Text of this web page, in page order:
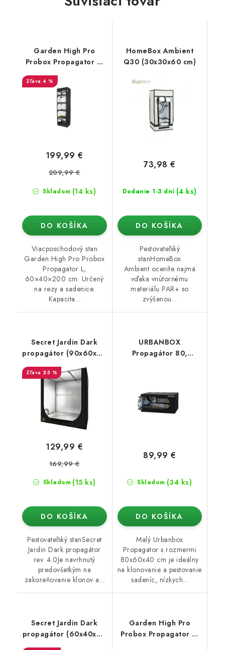
Garden High Pro
Probox Propagator L,
60x40x200 cm
4 %
Skladom (14 ks)
199,99 €
209,99 €
DO KOŠÍKA
Viacposchodový stan
Garden High Pro Probox
Propagator L,
60×40×200 cm. Určený
na rezy a sadenice.
Kapacita...
HomeBox Ambient
Q30 (30x30x60 cm)
Dodanie 1-3 dní (4 ks)
73,98 €
DO KOŠÍKA
Pestovateľský
stanHomeBox
Ambient oceníte najmä
vďaka vnútornému
materiálu PAR+ so
zvýšenou...
Secret Jardin Dark
propagátor (90x60x98
23 %
Skladom (15 ks)
129,99 €
169,99 €
DO KOŠÍKA
Pestovateľský stanSecret
Jardin Dark propagátor
rev. 4.0Je navrhnutý
predovšetkým na
zakoreňovanie klonov a...
URBANBOX
Propagátor 80,
Skladom (34 ks)
89,99 €
DO KOŠÍKA
Malý Urbanbox
Propagator s rozmermi
80x60x40 cm je ideálny
na klonovanie a pestovanie
sadeníc, nízkych...
Secret Jardin Dark
propagátor (60x40x60
cm) rev. 4.0
Garden High Pro
Probox Propagator S,